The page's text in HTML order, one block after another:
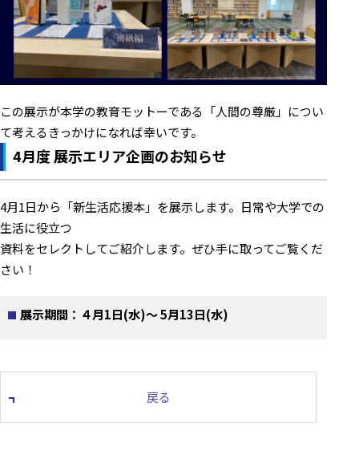
この展示が本学の教育モットーである「人間の尊厳」につい
て考えるきっかけになれば幸いです。
4月度 展示エリア企画のお知らせ
4月1日から「新生活応援本」を展示します。日常や大学での
生活に役立つ
資料をセレクトしてご紹介します。ぜひ手に取ってご覧くだ
さい！
展示期間：４月1日(水)～ 5月13日(水)
戻る